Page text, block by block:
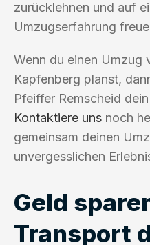
zurücklehnen und auf
Umzugserfahrung
Wenn du einen Umzug
Kapfenberg planst,
Pfeiffer Remscheid
Kontaktiere uns noch
gemeinsam deinen
unvergesslichen
Geld
Transport